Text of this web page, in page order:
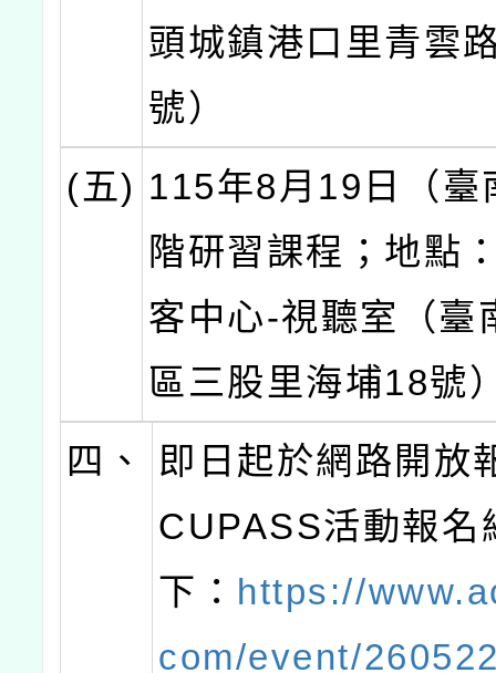
頭城鎮港口里青雲
號）
(五) 115年8月19日（臺
階研習課程；地點
客中心-視聽室（臺
區三股里海埔18號
四、
即日起於網路開放
CUPASS活動報名
下： https://
com/event/